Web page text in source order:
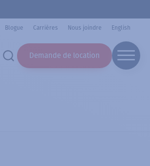
Blogue Carrières Nous joindre English
Demande de location